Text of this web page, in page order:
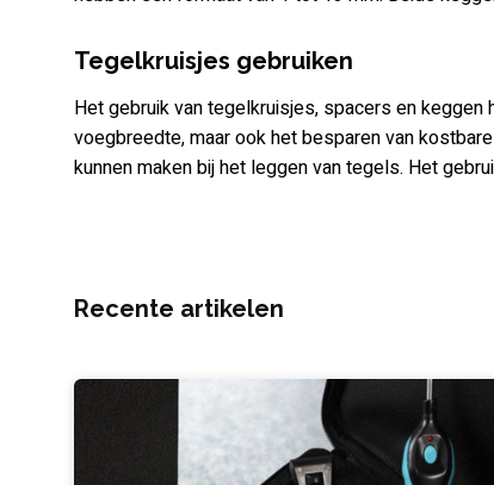
Tegelkruisjes gebruiken
Het gebruik van tegelkruisjes, spacers en
voegbreedte, maar ook het besparen van
kunnen maken bij het leggen van tegels. Het
Recente artikelen